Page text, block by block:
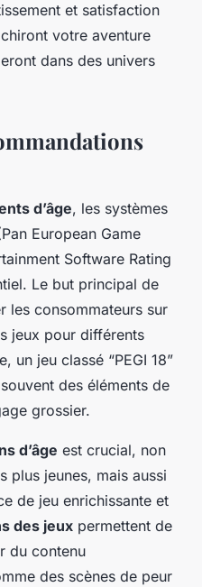
et satisfaction
votre aventure
dans des univers
d’âge, les systèmes
European Game
Software Rating
Le but principal de
les consommateurs sur
jeux pour différents
un jeu classé “PEGI 18”
des éléments de
grossier.
d’âge est crucial, non
plus jeunes, mais aussi
de jeu enrichissante et
des jeux permettent de
du contenu
des scènes de peur